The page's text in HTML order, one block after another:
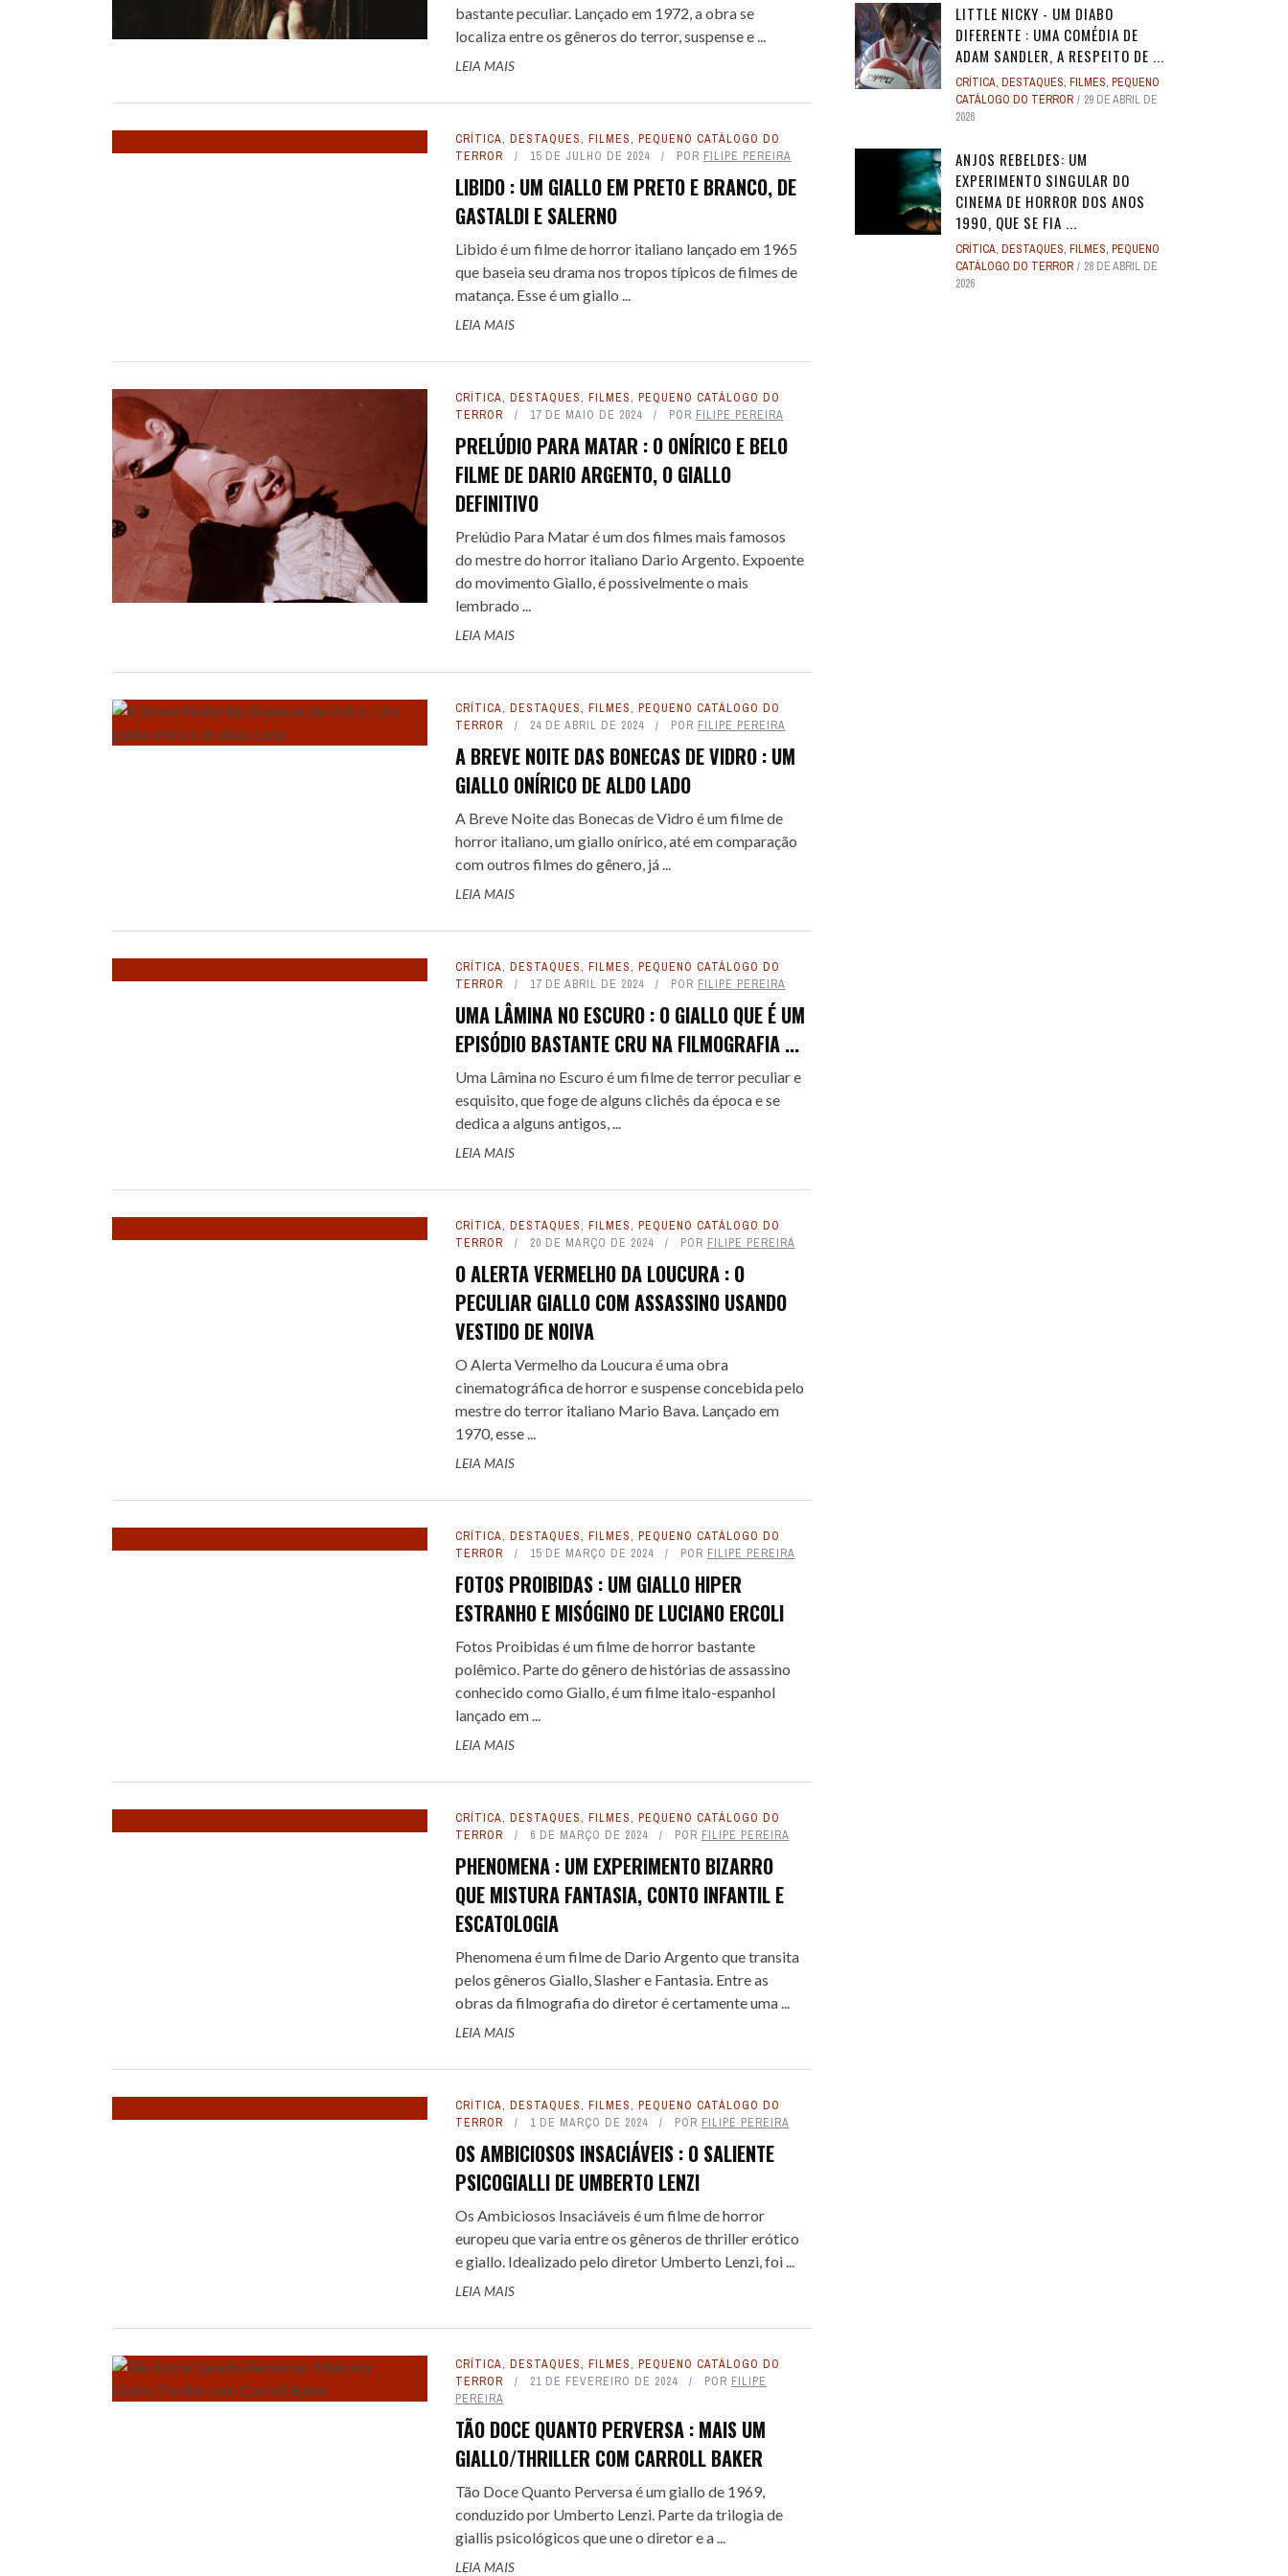
bastante peculiar. Lançado em 1972, a obra se
localiza entre os gêneros do terror, suspense e ...
LEIA MAIS
CRÍTICA, DESTAQUES, FILMES, PEQUENO CATÁLOGO DO
TERROR
15 DE JULHO DE 2024 POR FILIPE PEREIRA
LIBIDO : UM GIALLO EM PRETO E BRANCO, DE
GASTALDI E SALERNO
Libido é um filme de horror italiano lançado em 1965
que baseia seu drama nos tropos típicos de filmes de
matança. Esse é um giallo ...
LEIA MAIS
CRÍTICA, DESTAQUES, FILMES, PEQUENO CATÁLOGO DO
TERROR
17 DE MAIO DE 2024 POR FILIPE PEREIRA
PRELÚDIO PARA MATAR : O ONÍRICO E BELO
FILME DE DARIO ARGENTO, O GIALLO
DEFINITIVO
Prelúdio Para Matar é um dos filmes mais famosos
do mestre do horror italiano Dario Argento. Expoente
do movimento Giallo, é possivelmente o mais
lembrado ...
LEIA MAIS
CRÍTICA, DESTAQUES, FILMES, PEQUENO CATÁLOGO DO
TERROR
24 DE ABRIL DE 2024 POR FILIPE PEREIRA
A BREVE NOITE DAS BONECAS DE VIDRO : UM
GIALLO ONÍRICO DE ALDO LADO
A Breve Noite das Bonecas de Vidro é um filme de
horror italiano, um giallo onírico, até em comparação
com outros filmes do gênero, já ...
LEIA MAIS
CRÍTICA, DESTAQUES, FILMES, PEQUENO CATÁLOGO DO
TERROR
17 DE ABRIL DE 2024 POR FILIPE PEREIRA
UMA LÂMINA NO ESCURO : O GIALLO QUE É UM
EPISÓDIO BASTANTE CRU NA FILMOGRAFIA ...
Uma Lâmina no Escuro é um filme de terror peculiar e
esquisito, que foge de alguns clichês da época e se
dedica a alguns antigos, ...
LEIA MAIS
CRÍTICA, DESTAQUES, FILMES, PEQUENO CATÁLOGO DO
TERROR
20 DE MARÇO DE 2024 POR FILIPE PEREIRA
O ALERTA VERMELHO DA LOUCURA : O
PECULIAR GIALLO COM ASSASSINO USANDO
VESTIDO DE NOIVA
O Alerta Vermelho da Loucura é uma obra
cinematográfica de horror e suspense concebida pelo
mestre do terror italiano Mario Bava. Lançado em
1970, esse ...
LEIA MAIS
CRÍTICA, DESTAQUES, FILMES, PEQUENO CATÁLOGO DO
TERROR
15 DE MARÇO DE 2024 POR FILIPE PEREIRA
FOTOS PROIBIDAS : UM GIALLO HIPER
ESTRANHO E MISÓGINO DE LUCIANO ERCOLI
Fotos Proibidas é um filme de horror bastante
polêmico. Parte do gênero de histórias de assassino
conhecido como Giallo, é um filme italo-espanhol
lançado em ...
LEIA MAIS
CRÍTICA, DESTAQUES, FILMES, PEQUENO CATÁLOGO DO
TERROR
6 DE MARÇO DE 2024 POR FILIPE PEREIRA
PHENOMENA : UM EXPERIMENTO BIZARRO
QUE MISTURA FANTASIA, CONTO INFANTIL E
ESCATOLOGIA
Phenomena é um filme de Dario Argento que transita
pelos gêneros Giallo, Slasher e Fantasia. Entre as
obras da filmografia do diretor é certamente uma ...
LEIA MAIS
CRÍTICA, DESTAQUES, FILMES, PEQUENO CATÁLOGO DO
TERROR
1 DE MARÇO DE 2024 POR FILIPE PEREIRA
OS AMBICIOSOS INSACIÁVEIS : O SALIENTE
PSICOGIALLI DE UMBERTO LENZI
Os Ambiciosos Insaciáveis é um filme de horror
europeu que varia entre os gêneros de thriller erótico
e giallo. Idealizado pelo diretor Umberto Lenzi, foi ...
LEIA MAIS
CRÍTICA, DESTAQUES, FILMES, PEQUENO CATÁLOGO DO
TERROR
21 DE FEVEREIRO DE 2024 POR FILIPE
PEREIRA
TÃO DOCE QUANTO PERVERSA : MAIS UM
GIALLO/THRILLER COM CARROLL BAKER
Tão Doce Quanto Perversa é um giallo de 1969,
conduzido por Umberto Lenzi. Parte da trilogia de
giallis psicológicos que une o diretor e a ...
LEIA MAIS
LITTLE NICKY - UM DIABO
DIFERENTE : UMA COMÉDIA DE
ADAM SANDLER, A RESPEITO DE ...
CRÍTICA, DESTAQUES, FILMES, PEQUENO
CATÁLOGO DO TERROR
29 DE ABRIL DE
2026
ANJOS REBELDES: UM
EXPERIMENTO SINGULAR DO
CINEMA DE HORROR DOS ANOS
1990, QUE SE FIA ...
CRÍTICA, DESTAQUES, FILMES, PEQUENO
CATÁLOGO DO TERROR
28 DE ABRIL DE
2026